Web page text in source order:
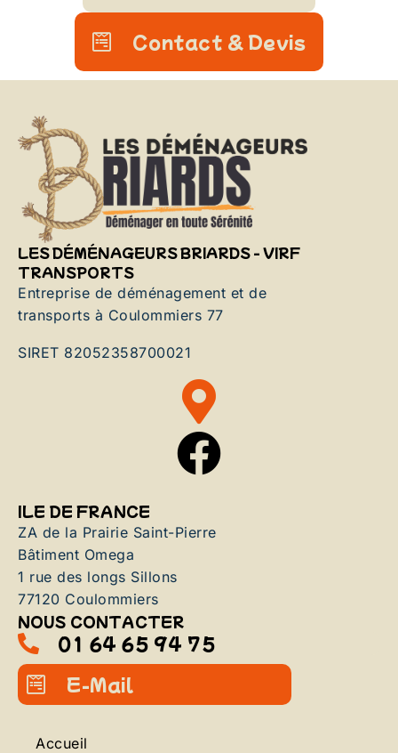
Contact & Devis
LES DÉMÉNAGEURS BRIARDS - VIRF
TRANSPORTS
Entreprise de déménagement et de
transports à Coulommiers 77
SIRET 82052358700021
ILE DE FRANCE
ZA de la Prairie Saint-Pierre
Bâtiment Omega
1 rue des longs Sillons
77120 Coulommiers
NOUS CONTACTER
01 64 65 94 75
E-Mail
Accueil